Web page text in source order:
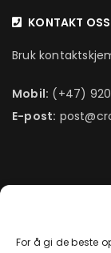
For å gi de beste
KONTAKT OSS
Bruk
Mobil: (+47)
E-post: